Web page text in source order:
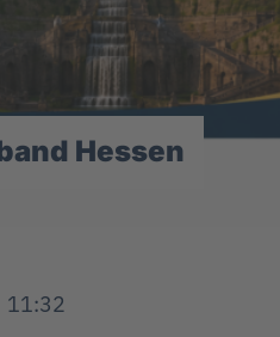
Hessen
11:32